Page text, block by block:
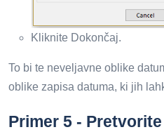
Kliknite Dokončaj.
To bi te neveljavne oblike
oblike zapisa datuma, ki jih
Primer 5 -